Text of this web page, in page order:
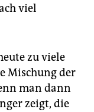
viel
zu viele
Mischung der
man dann
zeigt, die